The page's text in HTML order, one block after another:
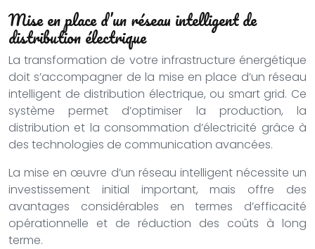
Mise en place d’un réseau intelligent de
distribution électrique
La transformation de votre infrastructure énergétique
doit s’accompagner de la mise en place d’un réseau
intelligent de distribution électrique, ou smart grid. Ce
système permet d’optimiser la production, la
distribution et la consommation d’électricité grâce à
des technologies de communication avancées.
La mise en œuvre d’un réseau intelligent nécessite un
investissement initial important, mais offre des
avantages considérables en termes d’efficacité
opérationnelle et de réduction des coûts à long
terme.